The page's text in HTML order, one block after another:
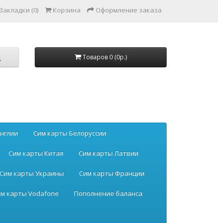
Закладки (0) Корзина Оформление заказа
Товаров 0 (0р.)
Сим карты Белоруссии
Сим карты Китая Сим карты Латвии
Сим карты Украины Сим карты Франции
карты Vodafone Пополнение баланса